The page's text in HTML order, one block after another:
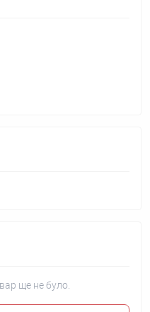
ще не було.